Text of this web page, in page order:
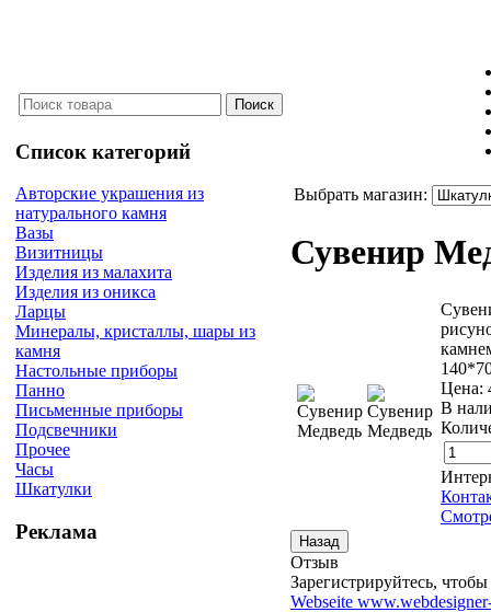
Список категорий
Авторские украшения из
натурального камня
Вазы
Визитницы
Изделия из малахита
Изделия из оникса
Ларцы
Минералы, кристаллы, шары из
камня
Настольные приборы
Панно
Письменные приборы
Подсвечники
Прочее
Часы
Шкатулки
Реклама
Выбрать магазин:
Сувенир
Цена:
В
Отзыв
Зарегистрируйтесь, чтобы
Webseite